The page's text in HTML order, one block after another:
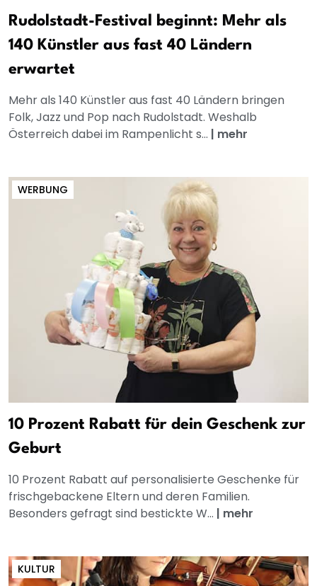
Rudolstadt-Festival beginnt: Mehr als
140 Künstler aus fast 40 Ländern
erwartet
Mehr als 140 Künstler aus fast 40 Ländern bringen
Folk, Jazz und Pop nach Rudolstadt. Weshalb
Österreich dabei im Rampenlicht s... | mehr
WERBUNG
10 Prozent Rabatt für dein Geschenk zur
Geburt
10 Prozent Rabatt auf personalisierte Geschenke für
frischgebackene Eltern und deren Familien.
Besonders gefragt sind bestickte W... | mehr
KULTUR